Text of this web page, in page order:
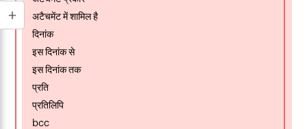
अटैचमेंट में शामिल है
दिनांक
इस दिनांक से
इस दिनांक तक
प्रति
प्रतिलिपि
bcc